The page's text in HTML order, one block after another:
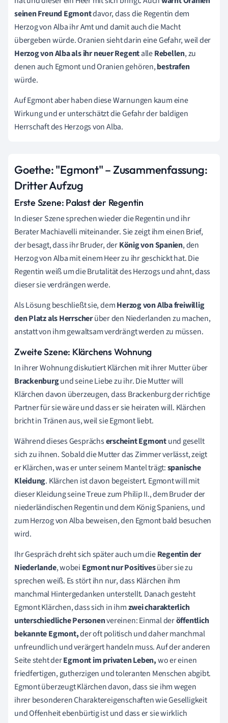
seinen Freund Egmontdavor, dass die Regentin dem
Herzog von Alba ihr Amt und damit auch die Macht
übergeben würde.Oranien sieht darin eine Gefahr, weil der
Herzog von Albaals ihr neuer RegentalleRebellen, zu
denen auch Egmont und Oranien gehören,bestrafen
würde.
Auf Egmont aber haben diese Warnungen kaum eine
Wirkung und er unterschätzt die Gefahr der baldigen
Herrschaft des Herzogs von Alba.
Goethe: "Egmont" – Zusammenfassung:
Dritter Aufzug
Erste Szene: Palast der Regentin
In dieser Szene sprechen wieder die Regentin und ihr
Berater Machiavelli miteinander. Sie zeigt ihm einen Brief,
der besagt, dass ihr Bruder, derKönig von Spanien, den
Herzog von Alba mit einem Heer zu ihr geschickt hat. Die
Regentin weiß um die Brutalität des Herzogs und ahnt, dass
dieser sie verdrängen werde.
Als Lösung beschließt sie, demHerzog von Alba freiwillig
den Platz als Herrscherüber den Niederlanden zu machen,
anstatt von ihm gewaltsam verdrängt werden zu müssen.
Zweite Szene: Klärchens Wohnung
In ihrer Wohnung diskutiert Klärchen mit ihrer Mutter über
Brackenburgund seine Liebe zu ihr. Die Mutter will
Klärchen davon überzeugen, dass Brackenburg der richtige
Partner für sie wäre und dass er sie heiraten will. Klärchen
bricht in Tränen aus, weil sie Egmont liebt.
Während dieses Gesprächserscheint Egmontund gesellt
sich zu ihnen. Sobald die Mutter das Zimmer verlässt, zeigt
er Klärchen, was er unter seinem Mantel trägt:spanische
Kleidung. Klärchen ist davon begeistert. Egmont will mit
dieser Kleidung seine Treue zum Philip II., dem Bruder der
niederländischen Regentin und dem König Spaniens, und
zum Herzog von Alba beweisen, den Egmont bald besuchen
wird.
Ihr Gespräch dreht sich später auch um dieRegentin der
Niederlande, wobei Egmont nur Positivesüber sie zu
sprechen weiß. Es stört ihn nur, dass Klärchen ihm
manchmal Hintergedanken unterstellt. Danach gesteht
Egmont Klärchen, dass sich in ihmzwei charakterlich
unterschiedliche Personenvereinen: Einmal deröffentlich
bekannte Egmont,der oft politisch und daher manchmal
unfreundlich und verärgert handeln muss. Auf der anderen
Seite steht derEgmont im privaten Leben,wo er einen
friedfertigen, gutherzigen und toleranten Menschen abgibt.
Egmont überzeugt Klärchen davon, dass sie ihm wegen
ihrer besonderen Charaktereigenschaften wie Geselligkeit
und Offenheit ebenbürtig ist und dass er sie wirklich